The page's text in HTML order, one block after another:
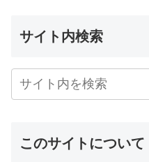
サイト内検索
このサイトについて